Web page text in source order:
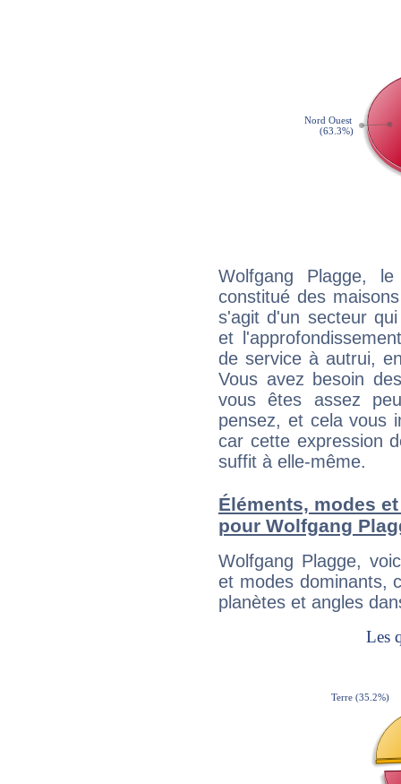
Wolfgang Plagge,
constitué des
s'agit d'un secteur
et
de service à autrui,
Vous avez besoin
vous êtes assez
pensez, et cela vous
car cette expression
suffit à elle-même.
Éléments, modes
pour Wolfgang
Wolfgang Plagge,
et modes dominants,
planètes et angles